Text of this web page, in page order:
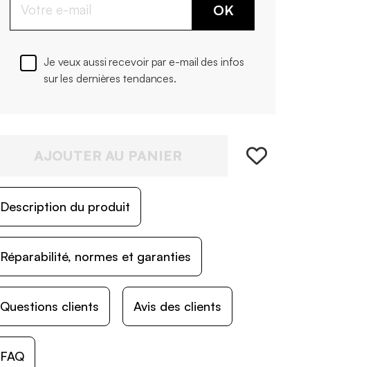
OK
Je veux aussi recevoir par e-mail des infos
sur les dernières tendances.
AJOUTER AU PANIER
Description du produit
Réparabilité, normes et garanties
Questions clients Avis des clients
FAQ